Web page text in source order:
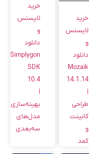
خرید
لایسنس
و
دانلود
Mozaik
14.1.14
طراحی
کابینت
و
کمد
خرید
لایسنس
و
دانلود
Simplygon
SDK
10.4
بهینه‌سازی
مدل‌های
سه‌بعدی